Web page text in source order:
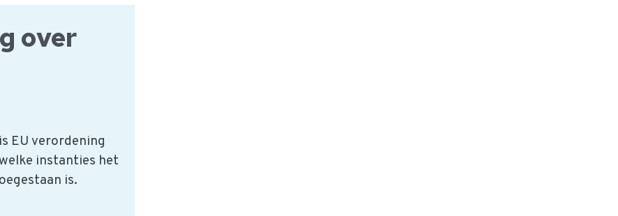
over
EU verordening
instanties het
is.